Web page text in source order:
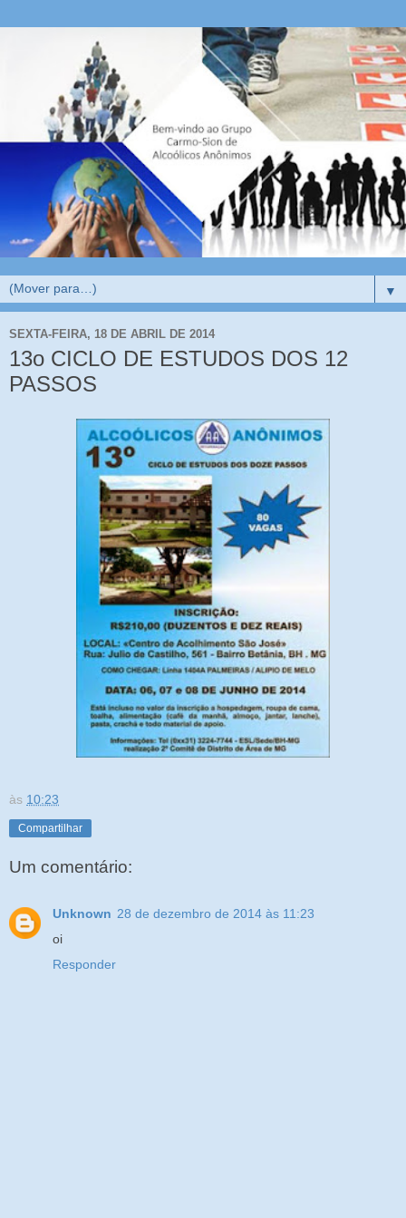
▼
SEXTA-FEIRA, 18 DE ABRIL DE 2014
13o CICLO DE ESTUDOS DOS 12
PASSOS
às 10:23
Compartilhar
Um comentário:
Unknown 28 de dezembro de 2014 às 11:23
oi
Responder